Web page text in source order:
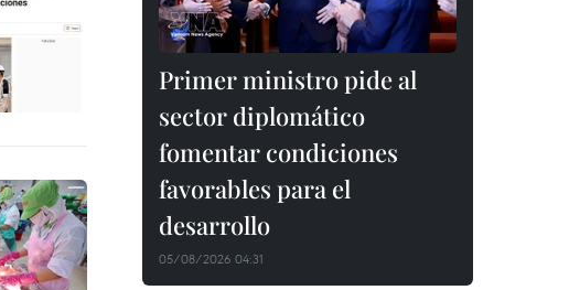
Primer ministro pide al
sector diplomático
fomentar condiciones
favorables para el
desarrollo
05/08/2026 04:31